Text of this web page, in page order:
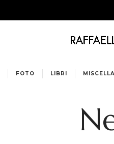
FOTO LIBRI